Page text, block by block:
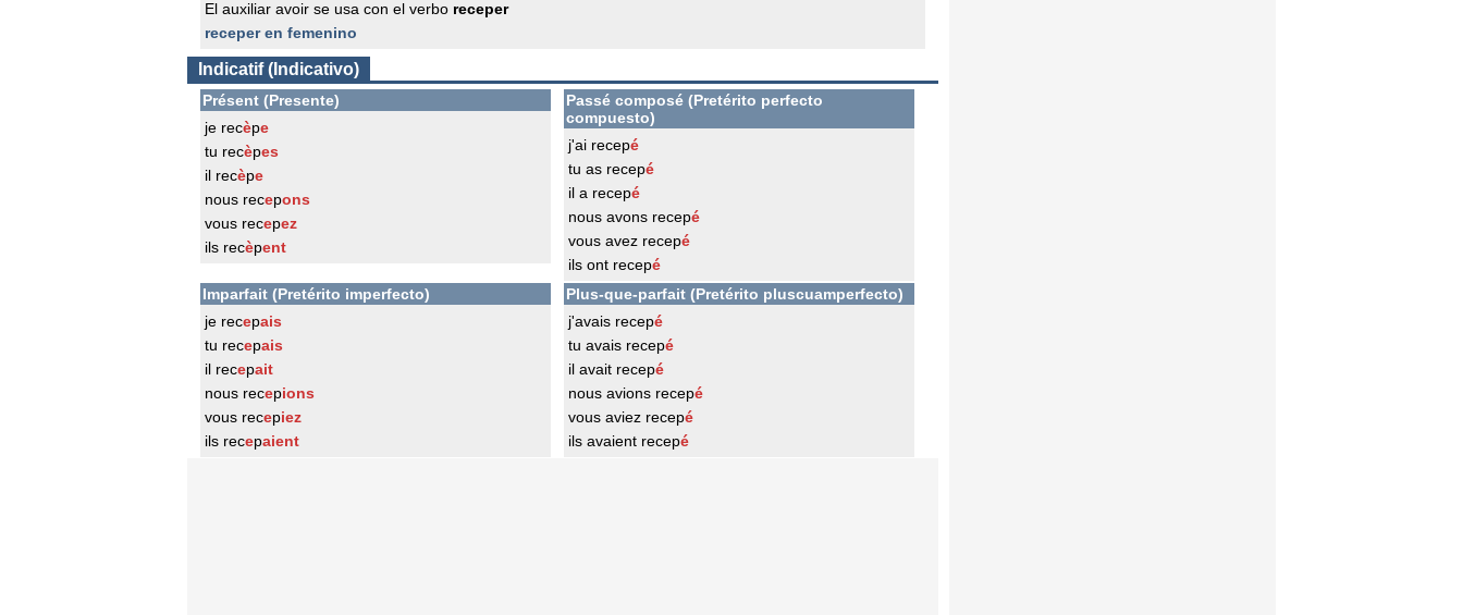
El auxiliar avoir se usa con el verbo receper
receper en femenino
Indicatif (Indicativo)
Présent (Presente)
je recèpe
tu recèpes
il recèpe
nous recepons
vous recepez
ils recèpent
Passé composé (Pretérito perfecto
compuesto)
j'ai recepé
tu as recepé
il a recepé
nous avons recepé
vous avez recepé
ils ont recepé
Imparfait (Pretérito imperfecto)
je recepais
tu recepais
il recepait
nous recepions
vous recepiez
ils recepaient
Plus-que-parfait (Pretérito pluscuamperfecto)
j'avais recepé
tu avais recepé
il avait recepé
nous avions recepé
vous aviez recepé
ils avaient recepé